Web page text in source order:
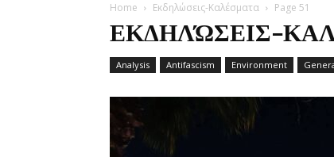
Home Εκδηλώσεις-Καλέσματα Page 51
ΕΚΔΗΛΏΣΕΙΣ-
Analysis Antifascism Environment